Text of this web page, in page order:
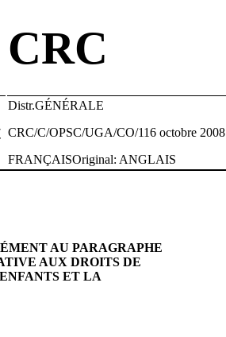
CRC
Distr.GÉNÉRALE
CRC/C/OPSC/UGA/CO/116 octobre 2008
FRANÇAISOriginal: ANGLAIS
AU PARAGRAPHE
AUX DROITS DE
ET LA